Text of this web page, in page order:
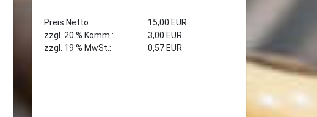
Preis Netto:
15,00 EUR
zzgl. 20 % Komm.:
3,00 EUR
zzgl. 19 % MwSt.:
0,57 EUR